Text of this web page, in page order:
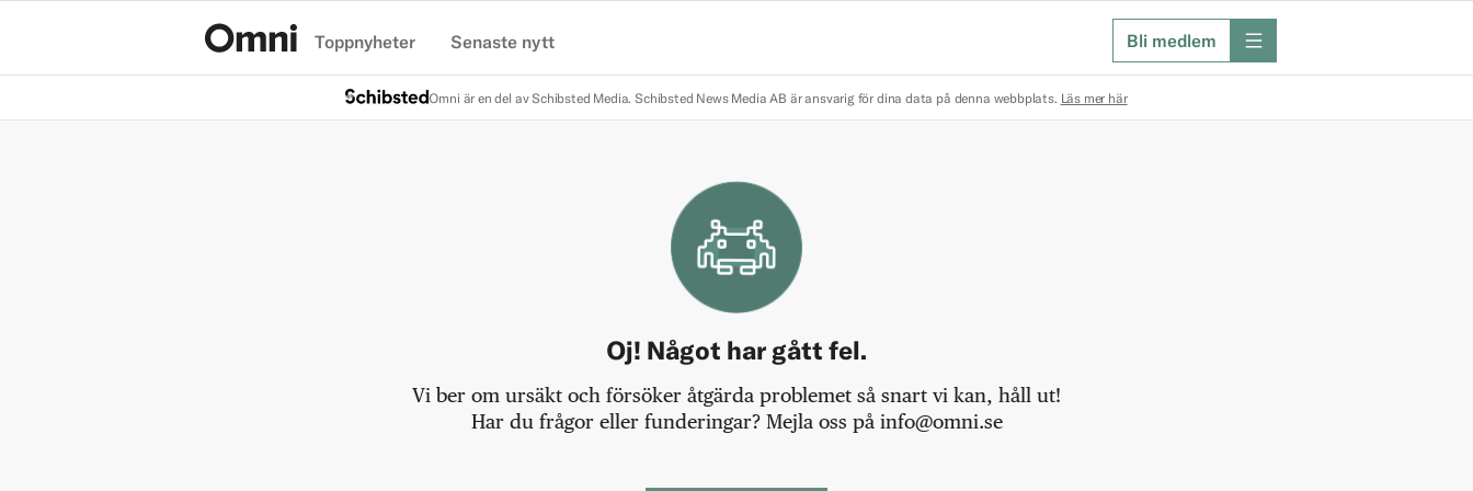
Toppnyheter Senaste nytt Bli medlem meny
Omni är en del av Schibsted Media. Schibsted News Media AB är ansvarig för dina data på denna webbplats. Läs mer här
Oj! Något har gått fel.
Vi ber om ursäkt och försöker åtgärda problemet så snart vi kan, håll ut!
Har du frågor eller funderingar? Mejla oss på info@omni.se